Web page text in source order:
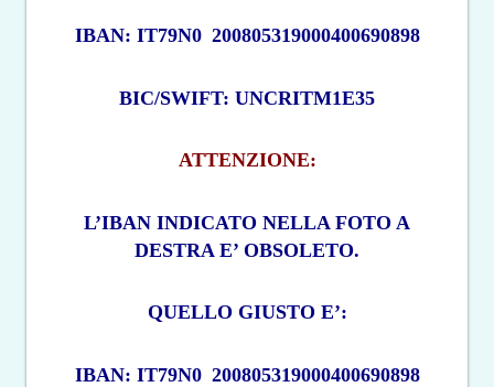
IBAN: IT79N0 200805319000400690898
BIC/SWIFT: UNCRITM1E35
ATTENZIONE:
L’IBAN INDICATO NELLA FOTO A
DESTRA E’ OBSOLETO.
QUELLO GIUSTO E’:
IBAN: IT79N0 200805319000400690898